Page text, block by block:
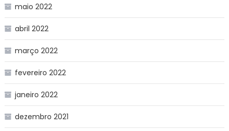
maio 2022
abril 2022
março 2022
fevereiro 2022
janeiro 2022
dezembro 2021